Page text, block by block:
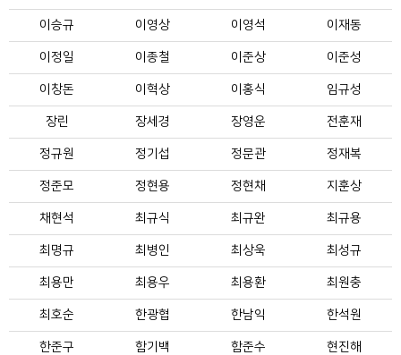
이승규 이영상 이영석 이재동
이정일 이종철 이준상 이준성
이창돈 이혁상 이홍식 임규성
장린 장세경 장영운 전훈재
정규원 정기섭 정문관 정재복
정준모 정현용 정현채 지훈상
채현석 최규식 최규완 최규용
최명규 최병인 최상욱 최성규
최용만 최용우 최용환 최원충
최호순 한광협 한남익 한석원
한준구 함기백 함준수 현진해